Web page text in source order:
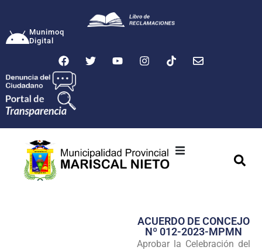
Munimoq
Digital
Transparencia
ACUERDO DE CONCEJO
Nº 012-2023-MPMN
Aprobar la Celebración del